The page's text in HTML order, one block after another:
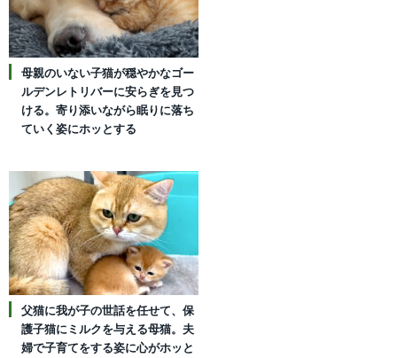
母親のいない子猫が穏やかなゴー
ルデンレトリバーに安らぎを見つ
ける。寄り添いながら眠りに落ち
ていく姿にホッとする
父猫に我が子の世話を任せて、保
護子猫にミルクを与える母猫。夫
婦で子育てをする姿に心がホッと